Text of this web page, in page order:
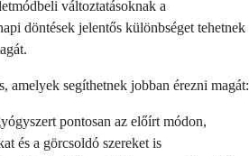
változtatásoknak a
döntések jelentős különbséget tehetnek
amelyek segíthetnek jobban érezni magát:
pontosan az előírt módon,
és a görcsoldó szereket is